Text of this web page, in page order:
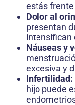
estás frente
Dolor al
presentan
intensifican
Náuseas y
excesiva y
Infertilidad:
hijo puede